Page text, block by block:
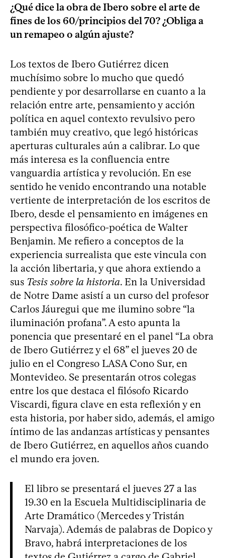
¿Qué dice la obra de Ibero sobre el arte de
fines de los 60/principios del 70? ¿Obliga a
un remapeo o algún ajuste?
Los textos de Ibero Gutiérrez dicen
muchísimo sobre lo mucho que quedó
pendiente y por desarrollarse en cuanto a la
relación entre arte, pensamiento y acción
política en aquel contexto revulsivo pero
también muy creativo, que legó históricas
aperturas culturales aún a calibrar. Lo que
más interesa es la confluencia entre
vanguardia artística y revolución. En ese
sentido he venido encontrando una notable
vertiente de interpretación de los escritos de
Ibero, desde el pensamiento en imágenes en
perspectiva filosófico-poética de Walter
Benjamin. Me refiero a conceptos de la
experiencia surrealista que este vincula con
la acción libertaria, y que ahora extiendo a
sus Tesis sobre la historia. En la Universidad
de Notre Dame asistí a un curso del profesor
Carlos Jáuregui que me ilumino sobre “la
iluminación profana”. A esto apunta la
ponencia que presentaré en el panel “La obra
de Ibero Gutiérrez y el 68” el jueves 20 de
julio en el Congreso LASA Cono Sur, en
Montevideo. Se presentarán otros colegas
entre los que destaca el filósofo Ricardo
Viscardi, figura clave en esta reflexión y en
esta historia, por haber sido, además, el amigo
íntimo de las andanzas artísticas y pensantes
de Ibero Gutiérrez, en aquellos años cuando
el mundo era joven.
El libro se presentará el jueves 27 a las
19.30 en la Escuela Multidisciplinaria de
Arte Dramático (Mercedes y Tristán
Narvaja). Además de palabras de Dopico y
Bravo, habrá interpretaciones de los